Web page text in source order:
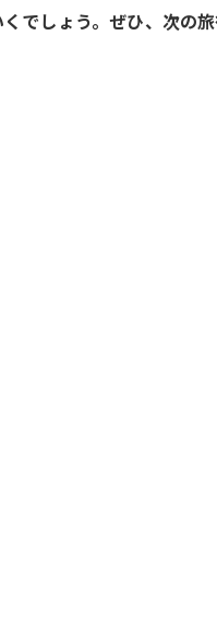
でしょう。ぜひ、次の